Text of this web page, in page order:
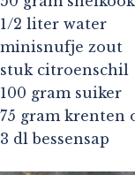
1/2 liter water
minisnufje zout
stuk citroenschil
100 gram suiker
75 gram krenten
3 dl bessensap